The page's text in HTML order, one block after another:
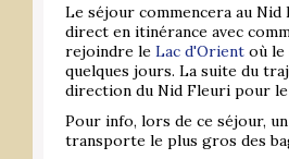
Le séjour commencera au
direct en itinérance avec
rejoindre le Lac d'Orient où
quelques jours. La suite du
direction du Nid Fleuri pour
Pour info, lors de ce séjour,
transporte le plus gros des